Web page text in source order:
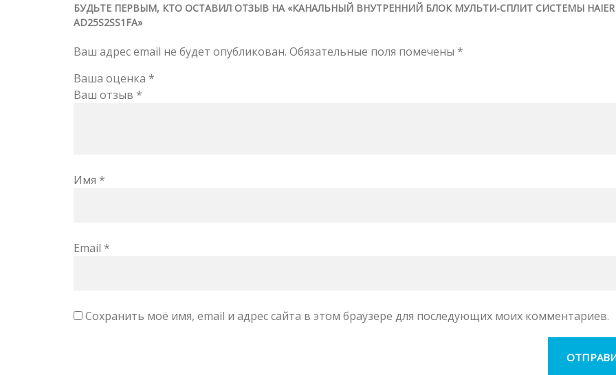
БУДЬТЕ ПЕРВЫМ, КТО ОСТАВИЛ ОТЗЫВ НА «КАНАЛЬНЫЙ ВНУТРЕННИЙ БЛОК МУЛЬТИ-СПЛИТ СИСТЕМЫ HAIER
AD25S2SS1FA»
Ваш адрес email не будет опубликован. Обязательные поля помечены *
Ваша оценка *
Ваш отзыв *
Имя *
Email *
Сохранить моё имя, email и адрес сайта в этом браузере для последующих моих комментариев.